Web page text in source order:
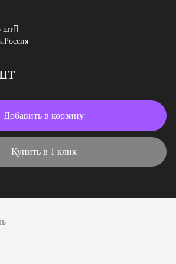
шт
Россия
Добавить в корзину
Купить в 1 клик